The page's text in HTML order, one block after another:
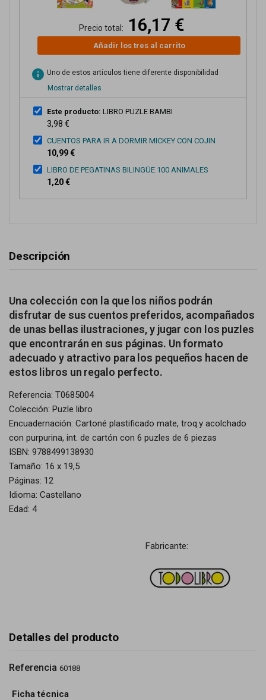
Precio total: 16,17 €
Añadir los tres al carrito
info Uno de estos artículos tiene diferente disponibilidad
Mostrar detalles
Este producto: LIBRO PUZLE BAMBI
3,98 €
CUENTOS PARA IR A DORMIR MICKEY CON COJIN
10,99 €
LIBRO DE PEGATINAS BILINGÜE 100 ANIMALES
1,20 €
Descripción
Una colección con la que los niños podrán
disfrutar de sus cuentos preferidos, acompañados
de unas bellas ilustraciones, y jugar con los puzles
que encontrarán en sus páginas. Un formato
adecuado y atractivo para los pequeños hacen de
estos libros un regalo perfecto.
Referencia: T0685004
Colección: Puzle libro
Encuadernación: Cartoné plastificado mate, troq.y acolchado
con purpurina, int. de cartón con 6 puzles de 6 piezas
ISBN: 9788499138930
Tamaño: 16 x 19,5
Páginas: 12
Idioma: Castellano
Edad: 4
Fabricante:
Detalles del producto
Referencia 60188
Ficha técnica